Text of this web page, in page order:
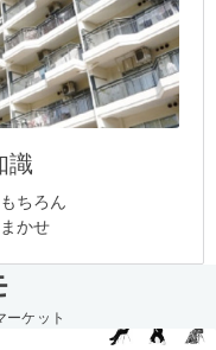
識
ちろん
かせ
ーケット